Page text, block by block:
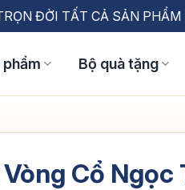
ĐỜI TẤT CẢ SẢN
CHO ĐƠN HÀNG TỪ 1
PHÍ TRONG VÒNG 48H ✧
phẩm Bộ quà tặng
Cổ Ngọc